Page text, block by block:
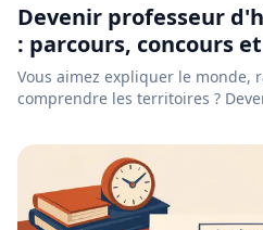
Devenir professeur
: parcours, concours
Vous aimez expliquer le monde,
comprendre les territoires ?